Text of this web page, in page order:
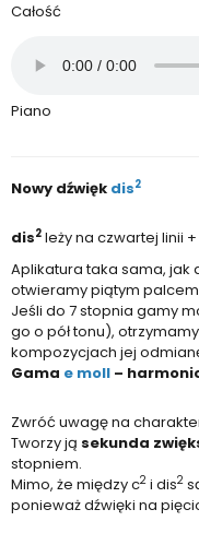
Całość
Piano
Nowy dźwięk dis2
dis2 leży na czwartej linii +
Aplikatura taka sama, jak
otwieramy piątym
Jeśli do 7 stopnia gamy
go o pół tonu),
kompozycjach jej
Gama e moll –
Zwróć uwagę na
Tworzy ją sekunda
stopniem.
Mimo, że między c2 i dis2
ponieważ dźwięki na